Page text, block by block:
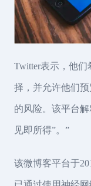
Twitter表示，他
择，并允许他们
的风险。该平台
见即所得”。”
该微博客平台于